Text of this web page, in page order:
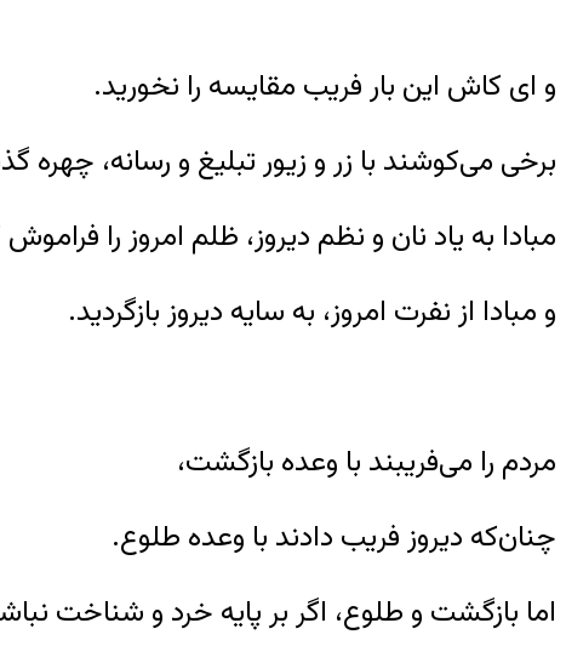
و ای کاش این بار فریب مقایسه را نخورید.
برخی می‌کوشند با زر و زیور تبلیغ و رسانه،
مبادا به یاد نان و نظم دیروز، ظلم امروز را فراموش
و مبادا از نفرت امروز، به سایه دیروز بازگردید.
مردم را می‌فریبند با وعده بازگشت،
چنان‌که دیروز فریب دادند با وعده طلوع.
اما بازگشت و طلوع، اگر بر پایه خرد و شناخت